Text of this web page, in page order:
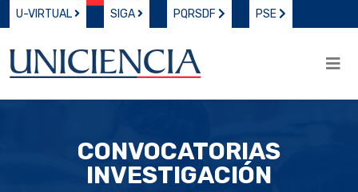
U-VIRTUAL
SIGA PQRSDF PSE
CONVOCATORIAS
INVESTIGACIÓN